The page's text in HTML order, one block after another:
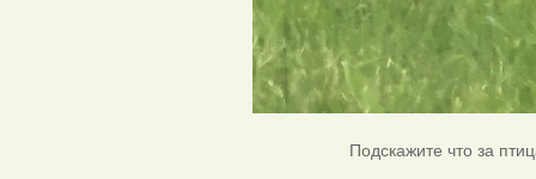
Подскажите что за